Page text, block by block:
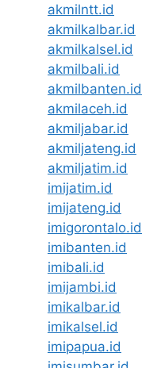
akmilntt.id
akmilkalbar.id
akmilkalsel.id
akmilbali.id
akmilbanten.id
akmilaceh.id
akmiljabar.id
akmiljateng.id
akmiljatim.id
imijatim.id
imijateng.id
imigorontalo.id
imibanten.id
imibali.id
imijambi.id
imikalbar.id
imikalsel.id
imipapua.id